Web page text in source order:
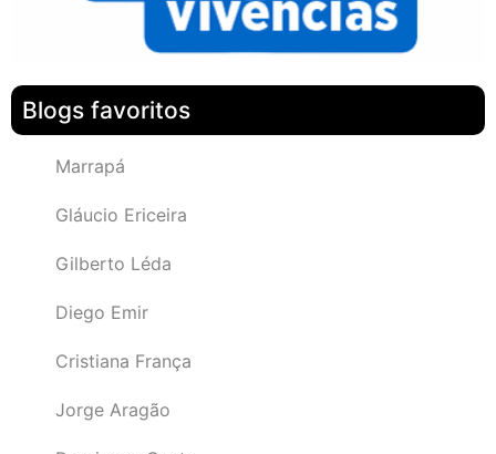
Blogs favoritos
Marrapá
Gláucio Ericeira
Gilberto Léda
Diego Emir
Cristiana França
Jorge Aragão